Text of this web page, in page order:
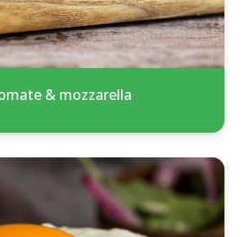
& mozzarella